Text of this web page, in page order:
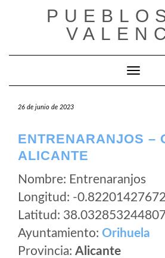
Cambiar
26 de junio de 2023
ENTRENARANJOS –
ALICANTE
Nombre: Entrenaranjos
Longitud: -
Latitud:
Ayuntamiento: Orihuela
Provincia: Alicante